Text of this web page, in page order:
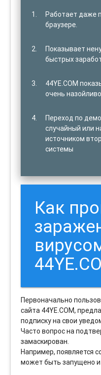
Работает даже
браузере.
Показывает
быстрых
44YE.COM
очень назойливо.
Переход по
случайный или
источником
системы
Как
Первоначально
сайта 44YE.COM,
подписку на свои
Часто вопрос на
замаскирован.
Например, появляется
может быть запущено и